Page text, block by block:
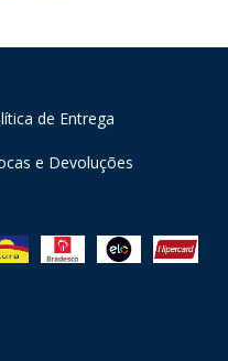
de Entrega
e Devoluções